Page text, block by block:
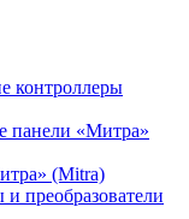
контроллеры
панели «Митра»
(Mitra)
преобразователи